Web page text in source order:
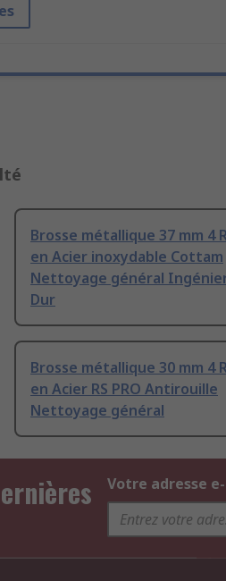
Brosse métallique 37 mm 4
en Acier inoxydable Cottam
Nettoyage général
Dur
Brosse métallique 30 mm 4
en Acier RS PRO Antirouille
Nettoyage général
Votre adresse